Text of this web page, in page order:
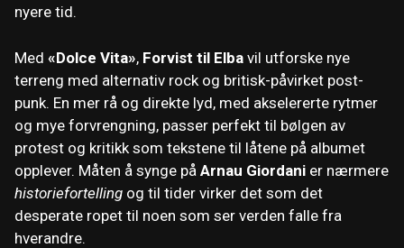
nyere tid.
Med «Dolce Vita», Forvist til Elba vil utforske nye
terreng med alternativ rock og britisk-påvirket post-
punk. En mer rå og direkte lyd, med akselererte rytmer
og mye forvrengning, passer perfekt til bølgen av
protest og kritikk som tekstene til låtene på albumet
opplever. Måten å synge på Arnau Giordani er nærmere
historiefortelling og til tider virker det som det
desperate ropet til noen som ser verden falle fra
hverandre.